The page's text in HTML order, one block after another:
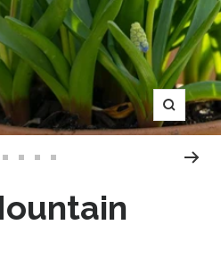
Zoom
2 3 4
5